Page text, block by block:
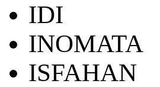
IDI
INOMATA
ISFAHAN